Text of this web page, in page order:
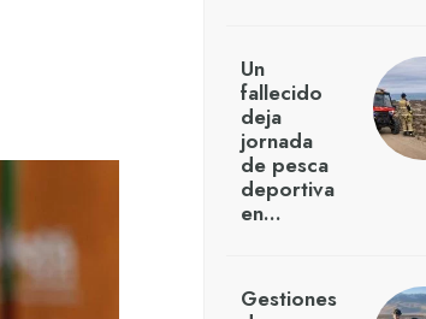
Un
fallecido
deja
jornada
de pesca
deportiva
en…
Gestiones